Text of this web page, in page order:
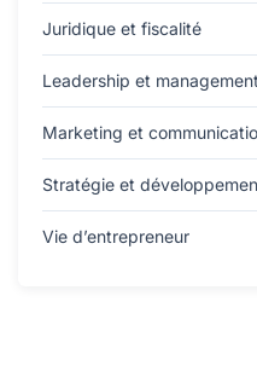
Juridique et fiscalité
Leadership et management
Marketing et
Stratégie et
Vie d’entrepreneur